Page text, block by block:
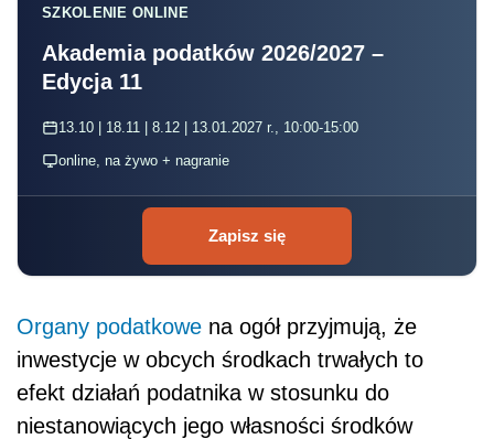
SZKOLENIE ONLINE
Akademia podatków 2026/2027 –
Edycja 11
13.10 | 18.11 | 8.12 | 13.01.2027 r., 10:00-15:00
online, na żywo + nagranie
Zapisz się
Organy podatkowe na ogół przyjmują, że
inwestycje w obcych środkach trwałych to
efekt działań podatnika w stosunku do
niestanowiących jego własności środków